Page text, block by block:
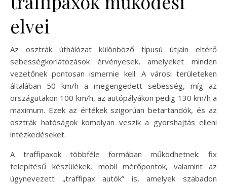
elvei
Az osztrák úthálózat különböző típusú útjain eltérő
sebességkorlátozások érvényesek, amelyeket minden
vezetőnek pontosan ismernie kell. A városi területeken
általában 50 km/h a megengedett sebesség, míg az
országutakon 100 km/h, az autópályákon pedig 130 km/h a
maximum. Ezek az értékek szigorúan betartandók, és az
osztrák hatóságok komolyan veszik a gyorshajtás elleni
intézkedéseket.
A traffipaxok többféle formában működhetnek: fix
telepítésű készülékek, mobil mérőpontok, valamint az
úgynevezett „traffipax autók” is, amelyek szabadon